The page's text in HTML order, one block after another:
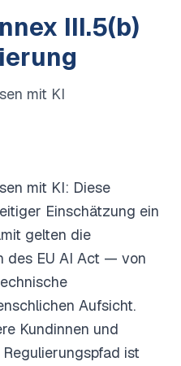
III.5(b)
mit KI
mit KI: Diese
Einschätzung ein
gelten die
des EU AI Act — von
Aufsicht.
Kundinnen und
ist